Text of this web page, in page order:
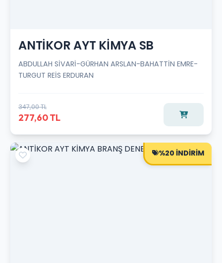
ANTİKOR AYT KİMYA SB
ABDULLAH SİVARİ-GÜRHAN ARSLAN-BAHATTİN EMRE-
TURGUT REİS ERDURAN
347,00 TL
277,60 TL
%20 İNDİRİM